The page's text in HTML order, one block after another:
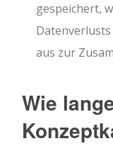
gespeichert,
aus zur
Wie